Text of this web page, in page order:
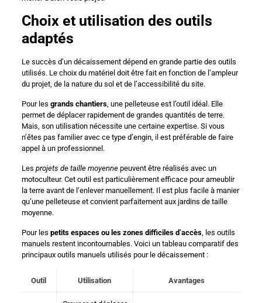
Choix et utilisation des outils
adaptés
Le succès d’un décaissement dépend en grande partie des outils
utilisés. Le choix du matériel doit être fait en fonction de l’ampleur
du projet, de la nature du sol et de l’accessibilité du site.
Pour les grands chantiers, une pelleteuse est l’outil idéal. Elle
permet de déplacer rapidement de grandes quantités de terre.
Mais, son utilisation nécessite une certaine expertise. Si vous
n’êtes pas familier avec ce type d’engin, il est préférable de faire
appel à un professionnel.
Les projets de taille moyennepeuvent être réalisés avec un
motoculteur. Cet outil est particulièrement efficace pour ameublir
la terre avant de l’enlever manuellement. Il est plus facile à manier
qu’une pelleteuse et convient parfaitement aux jardins de taille
moyenne.
Pour les petits espaces ou les zones difficiles d’accès, les outils
manuels restent incontournables. Voici un tableau comparatif des
principaux outils manuels utilisés pour le décaissement :
Outil Utilisation Avantages